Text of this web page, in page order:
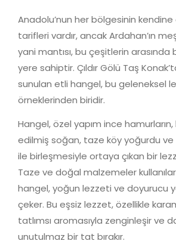
Anadolu’nun her bölgesinin
tarifleri vardır, ancak Ardahan’ın
yani mantısı, bu çeşitlerin arasında
yere sahiptir. Çıldır Gölü Taş
sunulan etli hangel, bu geleneksel
örneklerinden biridir.
Hangel, özel yapım ince
edilmiş soğan, taze köy yoğurdu
ile birleşmesiyle ortaya çıkan bir
Taze ve doğal malzemeler
hangel, yoğun lezzeti ve doyurucu
çeker. Bu eşsiz lezzet, özellikle
tatlımsı aromasıyla zenginleşir ve
unutulmaz bir tat bırakır.